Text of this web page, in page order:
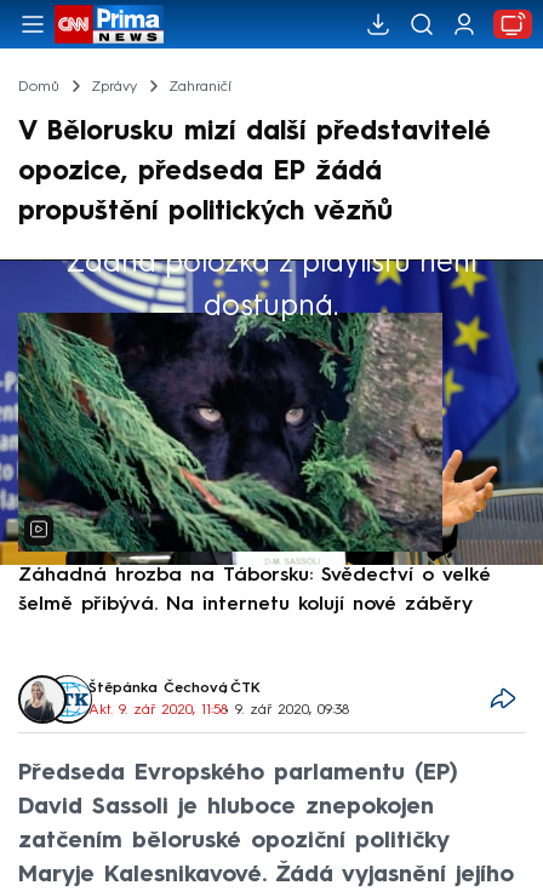
Domů Zprávy Zahraničí
V Bělorusku mizí další představitelé
opozice, předseda EP žádá
propuštění politických vězňů
Žádná položka z playlistu není
dostupná.
Výběr redakce
Záhadná hrozba na Táborsku: Svědectví o velké
šelmě přibývá. Na internetu kolují nové záběry
Štěpánka Čechová, ČTK
Akt. 9. zář 2020, 11:58• 9. zář 2020, 09:38
Předseda Evropského parlamentu (EP)
David Sassoli je hluboce znepokojen
zatčením běloruské opoziční političky
Maryje Kalesnikavové. Žádá vyjasnění jejího